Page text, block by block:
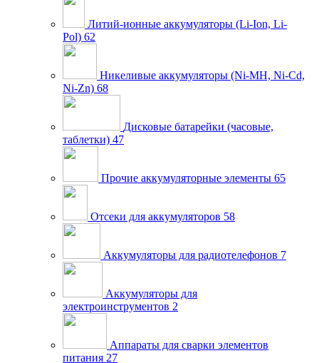
Литий-ионные аккумуляторы (Li-Ion, Li-
Pol) 62
Никеливые аккумуляторы (Ni-MH, Ni-Cd,
Ni-Zn) 68
Дисковые батарейки (часовые,
таблетки) 47
Прочие аккумуляторные элементы 65
Отсеки для аккумуляторов 58
Аккумуляторы для радиотелефонов 7
Аккумуляторы для
электроинструментов 2
Аппараты для сварки элементов
питания 27